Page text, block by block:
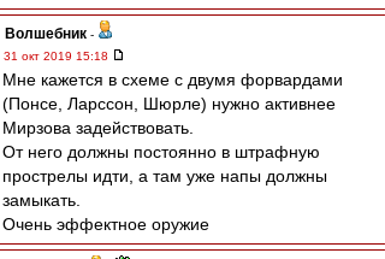
Волшебник -
31 окт 2019 15:18
Мне кажется в схеме с двумя форвардами
(Понсе, Ларссон, Шюрле) нужно активнее
Мирзова задействовать.
От него должны постоянно в штрафную
прострелы идти, а там уже напы должны
замыкать.
Очень эффектное оружие